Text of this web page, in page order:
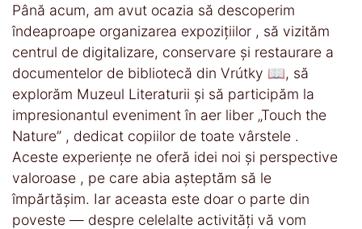
Până acum, am avut ocazia să descoperim
îndeaproape organizarea expozițiilor , să vizităm
centrul de digitalizare, conservare și restaurare a
documentelor de bibliotecă din Vrútky 📖, să
explorăm Muzeul Literaturii și să participăm la
impresionantul eveniment în aer liber „Touch the
Nature” , dedicat copiilor de toate vârstele .
Aceste experiențe ne oferă idei noi și perspective
valoroase , pe care abia așteptăm să le
împărtășim. Iar aceasta este doar o parte din
poveste — despre celelalte activități vă vom